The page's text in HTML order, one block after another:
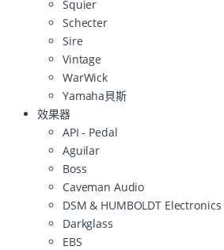
Squier
Schecter
Sire
Vintage
WarWick
Yamaha貝斯
效果器
API - Pedal
Aguilar
Boss
Caveman Audio
DSM & HUMBOLDT Electronics
Darkglass
EBS